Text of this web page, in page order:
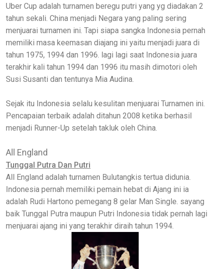
Uber Cup adalah turnamen beregu putri yang yg diadakan 2
tahun sekali. China menjadi Negara yang paling sering
menjuarai turnamen ini. Tapi siapa sangka Indonesia pernah
memiliki masa keemasan diajang ini yaitu menjadi juara di
tahun 1975, 1994 dan 1996. lagi lagi saat Indonesia juara
terakhir kali tahun 1994 dan 1996 itu masih dimotori oleh
Susi Susanti dan tentunya Mia Audina.
Sejak itu Indonesia selalu kesulitan menjuarai Turnamen ini.
Pencapaian terbaik adalah ditahun 2008 ketika berhasil
menjadi Runner-Up setelah takluk oleh China.
All England
Tunggal Putra Dan Putri
All England adalah turnamen Bulutangkis tertua didunia.
Indonesia pernah memiliki pemain hebat di Ajang ini ia
adalah Rudi Hartono pemegang 8 gelar Man Single. sayang
baik Tunggal Putra maupun Putri Indonesia tidak pernah lagi
menjuarai ajang ini yang terakhir diraih tahun 1994.